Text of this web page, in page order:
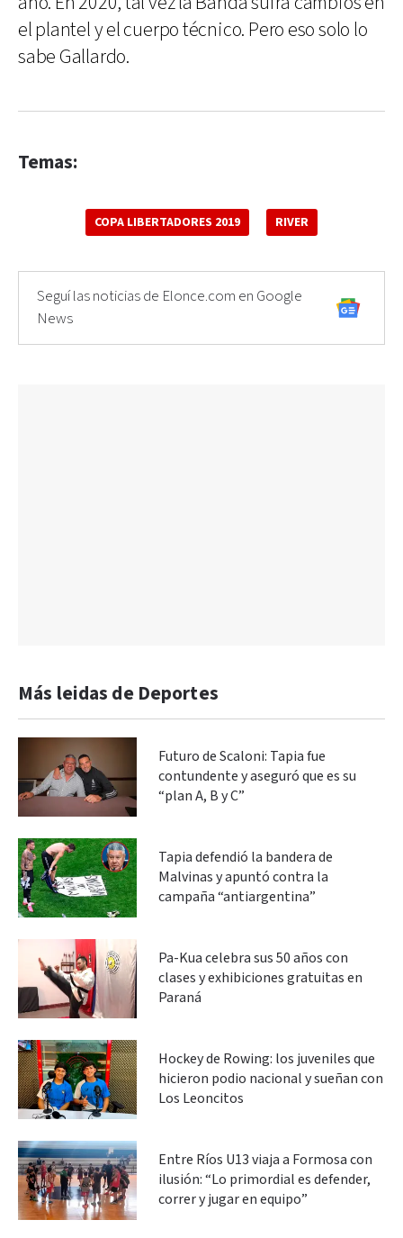
el plantel y el cuerpo técnico. Pero eso solo lo
sabe Gallardo.
Temas:
COPA LIBERTADORES 2019 RIVER
Seguí las noticias de Elonce.com en Google
News
Más leidas de Deportes
Futuro de Scaloni: Tapia fue
contundente y aseguró que es su
“plan A, B y C”
Tapia defendió la bandera de
Malvinas y apuntó contra la
campaña “antiargentina”
Pa-Kua celebra sus 50 años con
clases y exhibiciones gratuitas en
Paraná
Hockey de Rowing: los juveniles que
hicieron podio nacional y sueñan con
Los Leoncitos
Entre Ríos U13 viaja a Formosa con
ilusión: “Lo primordial es defender,
correr y jugar en equipo”